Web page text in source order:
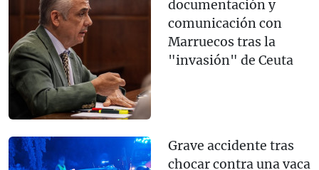
documentación y
comunicación con
Marruecos tras la
"invasión" de Ceuta
Grave accidente tras
chocar contra una vaca